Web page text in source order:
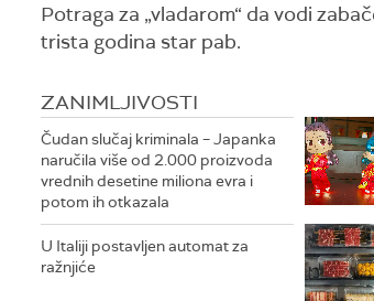
Potraga za „vladarom“ da vodi
trista godina star pab.
ZANIMLJIVOSTI
Čudan slučaj kriminala – Japanka
naručila više od 2.000 proizvoda
vrednih desetine miliona evra i
potom ih otkazala
U Italiji postavljen automat za
ražnjiće